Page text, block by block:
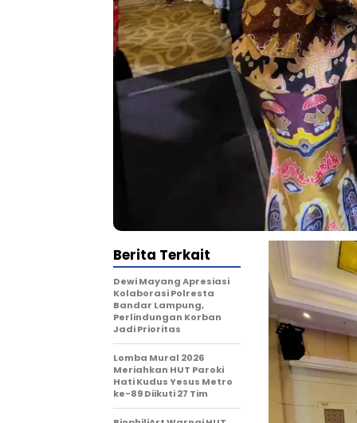
Berita Terkait
Dewi Mayang Apresiasi
Kolaborasi Polresta
Bandar Lampung,
Perlindungan Korban
Jadi Prioritas
Lomba Mural 2026
Meriahkan HUT Paroki
Hati Kudus Yesus Metro
ke-89 Diikuti 27 Tim